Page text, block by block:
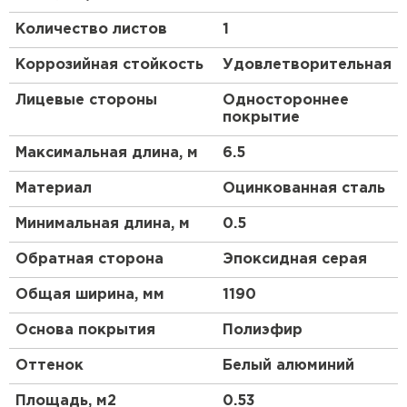
покрытие получило в коттеджном строительстве.
Оно характеризуется всеми необходимыми
качествами для обустройства практичного
жилища. Толщина изделий в покрытии
NormanMP®— не менее 0,5 мм. Само покрытие
имеет толщину 25 мкм. При выпуске стали с
все этапы производства в
специалистами. Это позволяет гарантировать
срок службы продукции до 20 лет*.
Преимущества:
Вас порадует долгий срок эксплуатации
металлочерепицу от механических
пожаробезопасен.
Количество листов 1
Коррозийная стойкость Удовлетворительная
Лицевые стороны
Одностороннее
покрытие
Максимальная длина, м 6.5
Материал Оцинкованная сталь
Минимальная длина, м 0.5
Обратная сторона Эпоксидная серая
Общая ширина, мм 1190
Основа покрытия Полиэфир
Оттенок Белый алюминий
Площадь, м2 0.53